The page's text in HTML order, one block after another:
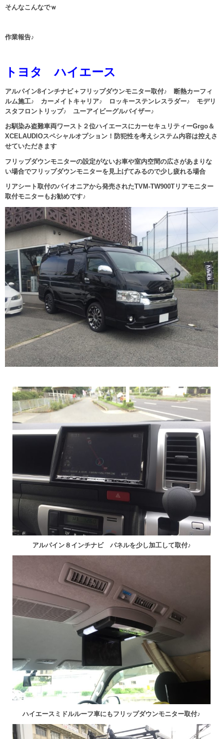
そんなこんなでｗ
作業報告♪
トヨタ ハイエース
アルパイン8インチナビ＋フリップダウンモニター取付♪ 断熱カーフィ
ルム施工♪ カーメイトキャリア♪ ロッキーステンレスラダー♪ モデリ
スタフロントリップ♪ ユーアイビーグルバイザー♪
お馴染み盗難車両ワースト２位ハイエースにカーセキュリティーGrgo＆
XCELAUDIOスペシャルオプション！防犯性を考えシステム内容は控えさ
せていただきます
フリップダウンモニターの設定がないお車や室内空間の広さがあまりな
い場合でフリップダウンモニターを見上げてみるので少し疲れる場合
リアシート取付のパイオニアから発売されたTVM-TW900Tリアモニター
取付モニターもお勧めです♪
アルパイン８インチナビ パネルを少し加工して取付♪
ハイエースミドルルーフ車にもフリップダウンモニター取付♪